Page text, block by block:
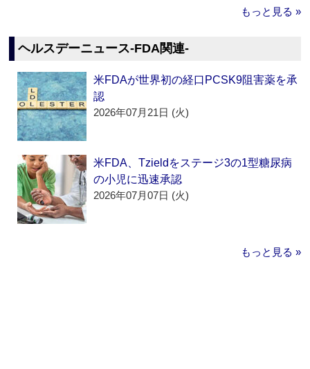
もっと見る »
ヘルスデーニュース‐FDA関連‐
米FDAが世界初の経口PCSK9阻害薬を承
認
2026年07月21日 (火)
米FDA、Tzieldをステージ3の1型糖尿病
の小児に迅速承認
2026年07月07日 (火)
もっと見る »